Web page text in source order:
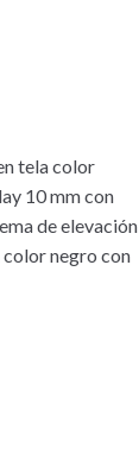
tela color
10 mm con
de elevación
color negro con